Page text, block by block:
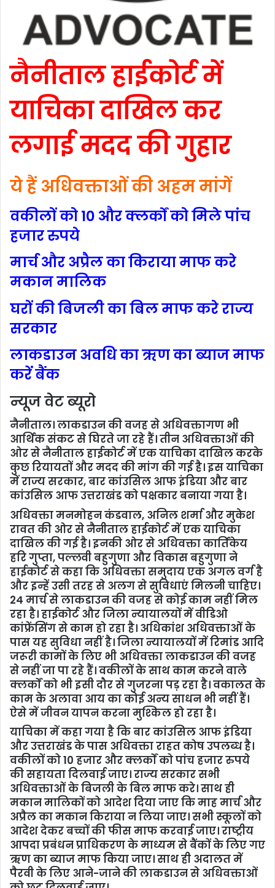
नैनीताल हाईकोर्ट में
याचिका दाखिल कर
लगाई मदद की गुहार
ये हैं अधिवक्ताओं की अहम मांगें
वकीलों को 10 और क्लर्कों को मिले पांच
हजार रुपये
मार्च और अप्रैल का किराया माफ करे
मकान मालिक
घरों की बिजली का बिल माफ करे राज्य
सरकार
लाकडाउन अवधि का ऋण का ब्याज माफ
करें बैंक
न्यूज वेट ब्यूरो
नैनीताल। लाकडाउन की वजह से अधिवक्तागण भी
आर्थिक संकट से घिरते जा रहे हैं। तीन अधिवक्ताओं की
ओर से नैनीताल हाईकोर्ट में एक याचिका दाखिल करके
कुछ रियायतों और मदद की मांग की गई है। इस याचिका
में राज्य सरकार, बार कांउसिल आफ इंडिया और बार
कांउसिल आफ उत्तराखंड को पक्षकार बनाया गया है।
अधिवक्ता मनमोहन कंडवाल, अनिल शर्मा और मुकेश
रावत की ओर से नैनीताल हाईकोर्ट में एक याचिका
दाखिल की गई है। इनकी ओर से अधिवक्ता कार्तिकेय
हरि गुप्ता, पल्लवी बहुगुणा और विकास बहुगुणा ने
हाईकोर्ट से कहा कि अधिवक्ता समुदाय एक अगल वर्ग है
और इन्हें उसी तरह से अलग से सुविधाएं मिलनी चाहिए।
24 मार्च से लाकडाउन की वजह से कोई काम नहीं मिल
रहा है। हाईकोर्ट और जिला न्यायालयों में वीडिओ
कांफ्रेंसिंग से काम हो रहा है। अधिकांश अधिवक्ताओं के
पास यह सुविधा नहीं है। जिला न्यायालयों में रिमांड आदि
जरूरी कामों के लिए भी अधिवक्ता लाकडाउन की वजह
से नहीं जा पा रहे हैं। वकीलों के साथ काम करने वाले
क्लर्कों को भी इसी दौर से गुजरना पड़ रहा है। वकालत के
काम के अलावा आय का कोई अन्य साधन भी नहीं हैं।
ऐसे में जीवन यापन करना मुश्किल हो रहा है।
याचिका में कहा गया है कि बार कांउसिल आफ इंडिया
और उत्तराखंड के पास अधिवक्ता राहत कोष उपलब्ध है।
वकीलों को 10 हजार और क्लर्कों को पांच हजार रुपये
की सहायता दिलवाई जाए। राज्य सरकार सभी
अधिवक्ताओं के बिजली के बिल माफ करे। साथ ही
मकान मालिकों को आदेश दिया जाए कि माह मार्च और
अप्रैल का मकान किराया न लिया जाए। सभी स्कूलों को
आदेश देकर बच्चों की फीस माफ करवाई जाए। राष्ट्रीय
आपदा प्रबंधन प्राधिकरण के माध्यम से बैंकों के लिए गए
ऋण का ब्याज माफ किया जाए। साथ ही अदालत में
पैरवी के लिए आने-जाने की लाकडाउन से अधिवक्ताओं